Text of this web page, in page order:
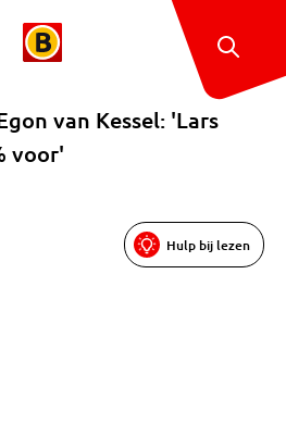
van Kessel: 'Lars
voor'
Hulp bij lezen